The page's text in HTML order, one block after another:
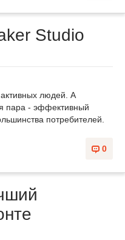
Studio
людей. А
пара - эффективный
потребителей.
0